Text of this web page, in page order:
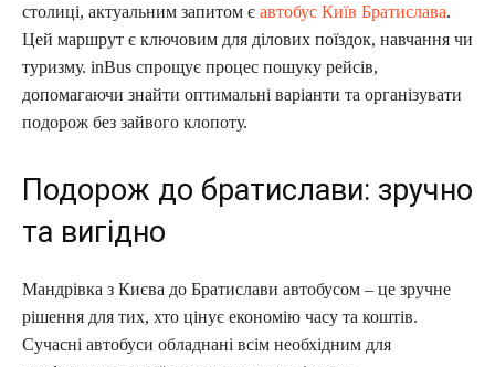
столиці, актуальним запитом є автобус Київ Братислава.
Цей маршрут є ключовим для ділових поїздок, навчання чи
туризму. inBus спрощує процес пошуку рейсів,
допомагаючи знайти оптимальні варіанти та організувати
подорож без зайвого клопоту.
Подорож до братислави: зручно
та вигідно
Мандрівка з Києва до Братислави автобусом – це зручне
рішення для тих, хто цінує економію часу та коштів.
Сучасні автобуси обладнані всім необхідним для